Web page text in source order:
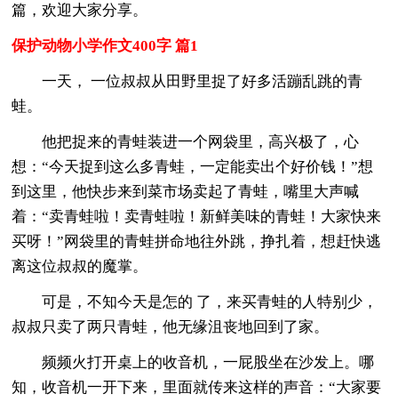
篇，欢迎大家分享。
保护动物小学作文400字 篇1
一天， 一位叔叔从田野里捉了好多活蹦乱跳的青
蛙。
他把捉来的青蛙装进一个网袋里，高兴极了，心
想：“今天捉到这么多青蛙，一定能卖出个好价钱！”想
到这里，他快步来到菜市场卖起了青蛙，嘴里大声喊
着：“卖青蛙啦！卖青蛙啦！新鲜美味的青蛙！大家快来
买呀！”网袋里的青蛙拼命地往外跳，挣扎着，想赶快逃
离这位叔叔的魔掌。
可是，不知今天是怎的 了，来买青蛙的人特别少，
叔叔只卖了两只青蛙，他无缘沮丧地回到了家。
频频火打开桌上的收音机，一屁股坐在沙发上。哪
知，收音机一开下来，里面就传来这样的声音：“大家要